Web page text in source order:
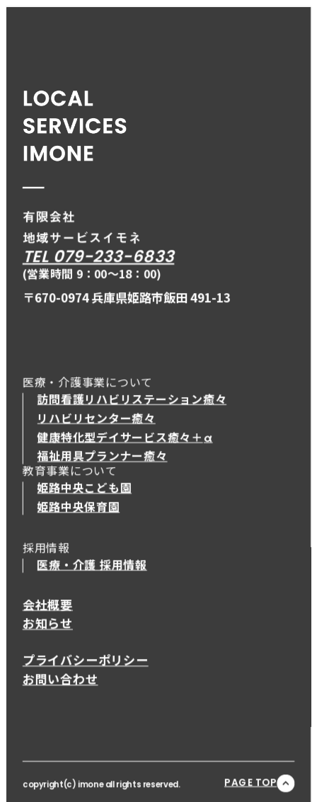
TEL 079-233-6833
(営業時間 9：00〜18：00)
〒670-0974 兵庫県姫路市飯田 491-13
医療・介護事業について
訪問看護リハビリステーション癒々
リハビリセンター癒々
健康特化型デイサービス癒々＋ α
健康特化型デイサービス癒々＋
福祉用具プランナー癒々
教育事業について
姫路中央こども園
姫路中央保育園
採用情報
医療・介護 採用情報
会社概要
お知らせ
プライバシーポリシー
お問い合わせ
copyright(c) imone all rights reserved. PAGE TOP